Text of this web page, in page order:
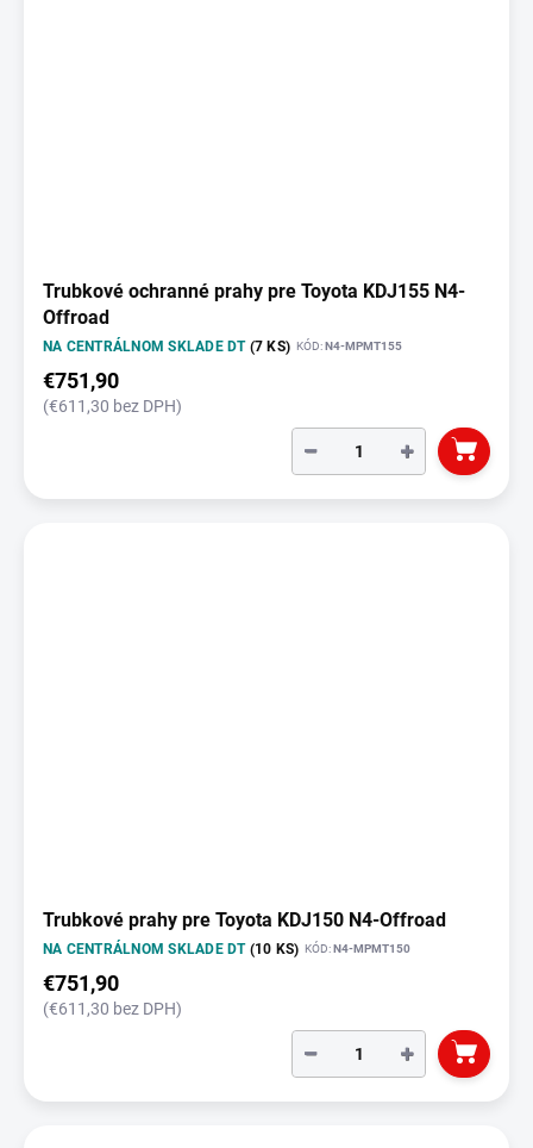
Trubkové ochranné prahy pre Toyota KDJ155 N4-
Offroad
NA CENTRÁLNOM SKLADE DT (7 KS) KÓD:N4-MPMT155
€751,90
(€611,30 bez DPH)
+
−
Trubkové prahy pre Toyota KDJ150 N4-Offroad
NA CENTRÁLNOM SKLADE DT (10 KS) KÓD:N4-MPMT150
€751,90
(€611,30 bez DPH)
+
−